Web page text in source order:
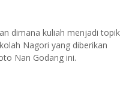
dimana kuliah menjadi topik
Nagori yang diberikan
Nan Godang ini.